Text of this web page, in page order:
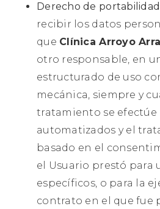
Derecho de
recibir los datos
que Clínica Arroyo
otro responsable, en
estructurado de uso
mecánica, siempre y
tratamiento se efectúe
automatizados y el
basado en el
el Usuario prestó para
específicos, o para la
contrato en el que fue